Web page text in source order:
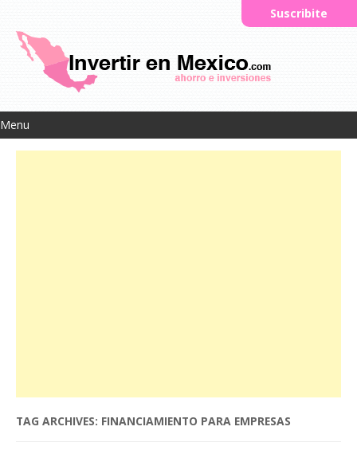
Menu
Suscribite
TAG ARCHIVES: FINANCIAMIENTO PARA EMPRESAS